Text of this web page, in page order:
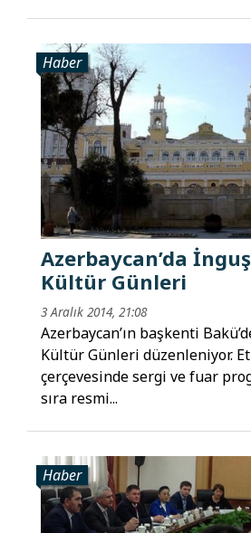
Haber
Azerbaycan’da
Kültür Günleri
3 Aralık 2014, 21:08
Azerbaycan’ın başkenti
Kültür Günleri düzenleniyor.
çerçevesinde sergi ve fuar
sıra resmi...
Haber